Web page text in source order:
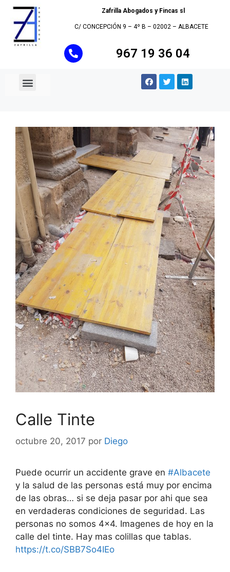
Zafrilla Abogados y Fincas sl
C/ CONCEPCIÓN 9 – 4º B – 02002 – ALBACETE
967 19 36 04
Calle Tinte
octubre 20, 2017 por Diego
Puede ocurrir un accidente grave en #Albacete
y la salud de las personas está muy por encima
de las obras… si se deja pasar por ahi que sea
en verdaderas condiciones de seguridad. Las
personas no somos 4×4. Imagenes de hoy en la
calle del tinte. Hay mas colillas que tablas.
https://t.co/SBB7So4IEo